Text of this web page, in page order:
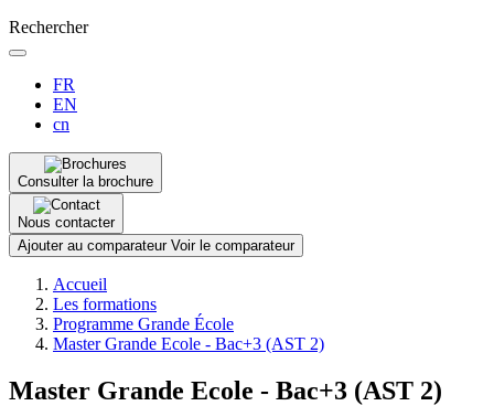
Rechercher
FR
EN
cn
Consulter la brochure
Nous contacter
Ajouter au comparateur Voir le comparateur
d'Ariane
Accueil
Les formations
Programme Grande École
Master Grande Ecole - Bac+3 (AST 2)
Master Grande Ecole - Bac+3 (AST 2)